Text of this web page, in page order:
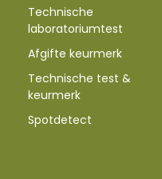
Technische
laboratoriumtest
Afgifte keurmerk
Technische test &
keurmerk
Spotdetect